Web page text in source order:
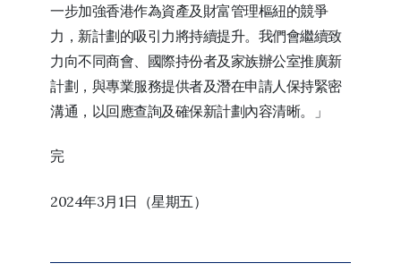
一步加強香港作為資產及財富管理樞紐的競爭
力，新計劃的吸引力將持續提升。我們會繼續致
力向不同商會、國際持份者及家族辦公室推廣新
計劃，與專業服務提供者及潛在申請人保持緊密
溝通，以回應查詢及確保新計劃內容清晰。」
完
2024年3月1日（星期五）